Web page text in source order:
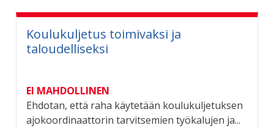
Koulukuljetus toimivaksi ja
taloudelliseksi
EI MAHDOLLINEN
Ehdotan, että raha käytetään koulukuljetuksen
ajokoordinaattorin tarvitsemien työkalujen ja...